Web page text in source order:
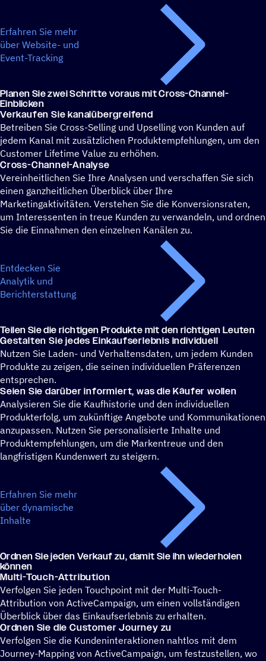
Erfahren Sie mehr
über Website- und
Event-Tracking
Planen Sie zwei Schritte voraus mit Cross-Channel-
Einblicken
Verkau­fen Sie kanalübergreifend
Betreiben Sie Cross-Selling und Upselling von Kunden auf
jedem Kanal mit zusätzlichen Produktempfehlungen, um den
Customer Lifetime Value zu erhöhen.
Cross-Channel-Analyse
Vereinheitlichen Sie Ihre Analysen und verschaffen Sie sich
einen ganzheitlichen Überblick über Ihre
Marketingaktivitäten. Verstehen Sie die Konversionsraten,
um Interessenten in treue Kunden zu verwandeln, und ordnen
Sie die Einnahmen den einzelnen Kanälen zu.
Entdecken Sie
Analytik und
Berichterstattung
Teilen Sie die rich­ti­gen Produkte mit den richtigen Leuten
Gestal­ten Sie jedes Einkaufserlebnis individuell
Nutzen Sie Laden- und Verhaltensdaten, um jedem Kunden
Produkte zu zeigen, die seinen individuellen Präferenzen
entsprechen.
Seien Sie darüber infor­miert, was die Käufer wollen
Analysieren Sie die Kaufhistorie und den individuellen
Produkterfolg, um zukünftige Angebote und Kommunikationen
anzupassen. Nutzen Sie personalisierte Inhalte und
Produktempfehlungen, um die Markentreue und den
langfristigen Kundenwert zu steigern.
Erfahren Sie mehr
über dynamische
Inhalte
Ordnen Sie jeden Verkauf zu, damit Sie ihn wiederholen
können
Multi-Touch-Attri­bu­tion
Verfolgen Sie jeden Touchpoint mit der Multi-Touch-
Attribution von ActiveCampaign, um einen vollständigen
Überblick über das Einkaufserlebnis zu erhalten.
Ordnen Sie die Custo­mer Journey zu
Verfolgen Sie die Kundeninteraktionen nahtlos mit dem
Journey-Mapping von ActiveCampaign, um festzustellen, wo